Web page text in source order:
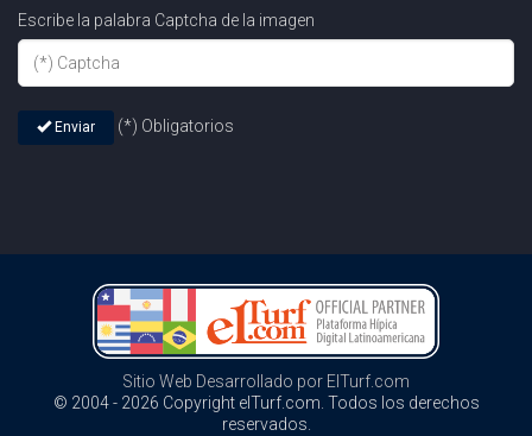
Escribe la palabra Captcha de la imagen
Enviar (*) Obligatorios
Sitio Web Desarrollado por ElTurf.com
© 2004 - 2026 Copyright elTurf.com. Todos los derechos
reservados.